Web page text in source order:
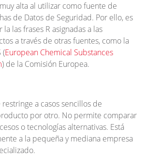
alta al utilizar como fuente de
de Datos de Seguridad. Por ello, es
las frases R asignadas a las
a través de otras fuentes, como la
(European Chemical Substances
) de la Comisión Europea.
a casos sencillos de
por otro. No permite comparar
o tecnologías alternativas. Está
a la pequeña y mediana empresa